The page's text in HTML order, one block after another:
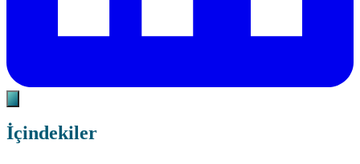
İçindekiler